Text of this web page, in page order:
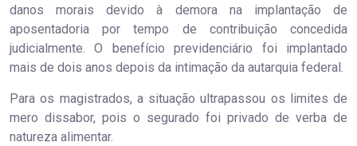
danos morais devido à demora na implantação de
aposentadoria por tempo de contribuição concedida
judicialmente. O benefício previdenciário foi implantado
mais de dois anos depois da intimação da autarquia federal.
Para os magistrados, a situação ultrapassou os limites de
mero dissabor, pois o segurado foi privado de verba de
natureza alimentar.